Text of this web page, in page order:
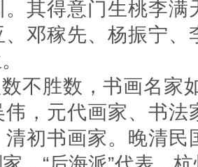
其得意门生桃李满
、邓稼先、杨振宁、
学生。
胜数，书画名家
，元代画家、书法
初书画家。晚清民